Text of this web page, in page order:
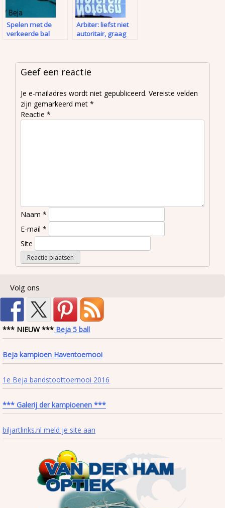
Spelen met de
verkeerde bal
Arbiter: liefst niet
autoritair, graag
Geef een reactie
Je e-mailadres wordt niet gepubliceerd. Vereiste velden
zijn gemarkeerd met *
Reactie *
Naam *
E-mail *
Site
Volg ons
*** NIEUW *** Beja 5 ball
Beja kampioen Haventoernooi
1e Beja bandstoottoernooi 2016
*** Galerij der kampioenen ***
biljartlinks.nl meld je site aan